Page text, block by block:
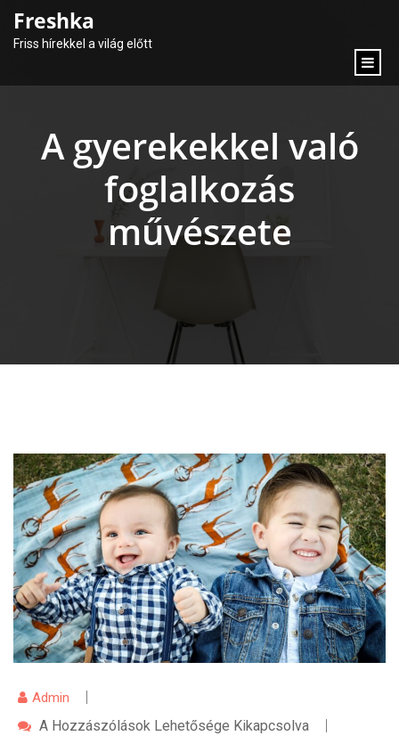
Freshka
Friss hírekkel a világ előtt
A gyerekekkel való
foglalkozás
művészete
Admin
A
A Hozzászólások Lehetősége Kikapcsolva